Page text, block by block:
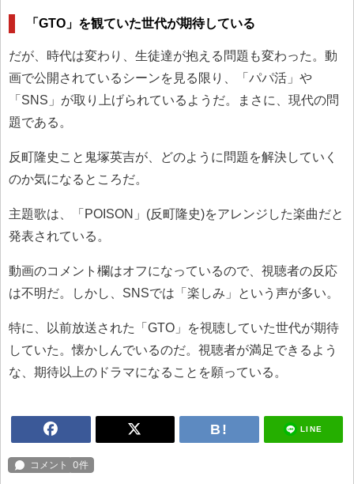
「GTO」を観ていた世代が期待している
だが、時代は変わり、生徒達が抱える問題も変わった。動
画で公開されているシーンを見る限り、「パパ活」や
「SNS」が取り上げられているようだ。まさに、現代の問
題である。
反町隆史こと鬼塚英吉が、どのように問題を解決していく
のか気になるところだ。
主題歌は、「POISON」(反町隆史)をアレンジした楽曲だと
発表されている。
動画のコメント欄はオフになっているので、視聴者の反応
は不明だ。しかし、SNSでは「楽しみ」という声が多い。
特に、以前放送された「GTO」を視聴していた世代が期待
していた。懐かしんでいるのだ。視聴者が満足できるよう
な、期待以上のドラマになることを願っている。
LINE